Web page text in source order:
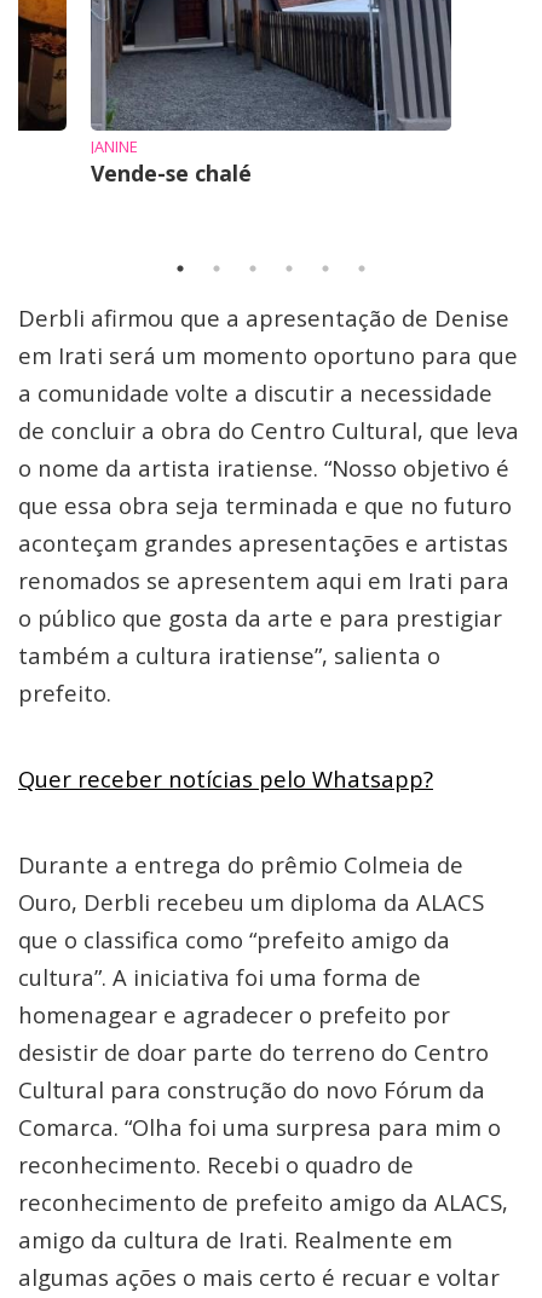
JANINE
Vende-se chalé
Derbli afirmou que a apresentação de Denise
em Irati será um momento oportuno para que
a comunidade volte a discutir a necessidade
de concluir a obra do Centro Cultural, que leva
o nome da artista iratiense. “Nosso objetivo é
que essa obra seja terminada e que no futuro
aconteçam grandes apresentações e artistas
renomados se apresentem aqui em Irati para
o público que gosta da arte e para prestigiar
também a cultura iratiense”, salienta o
prefeito.
Quer receber notícias pelo Whatsapp?
Durante a entrega do prêmio Colmeia de
Ouro, Derbli recebeu um diploma da ALACS
que o classifica como “prefeito amigo da
cultura”. A iniciativa foi uma forma de
homenagear e agradecer o prefeito por
desistir de doar parte do terreno do Centro
Cultural para construção do novo Fórum da
Comarca. “Olha foi uma surpresa para mim o
reconhecimento. Recebi o quadro de
reconhecimento de prefeito amigo da ALACS,
amigo da cultura de Irati. Realmente em
algumas ações o mais certo é recuar e voltar